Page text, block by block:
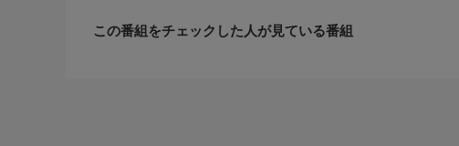
この番組をチェックした人が見ている番組